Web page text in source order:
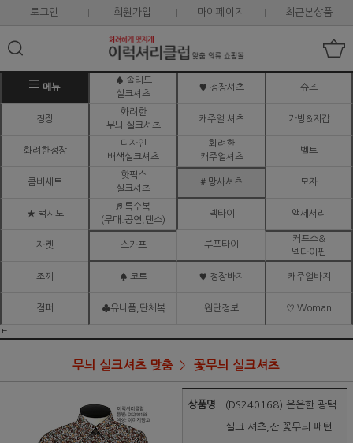
로그인 회원가입 마이페이지 최근본상품
메뉴
♠ 솔리드
실크셔츠
♥ 정장셔츠 슈즈
정장
화려한
무늬 실크셔츠
캐주얼 셔츠 가방&지갑
화려한정장
디자인
배색실크셔츠
화려한
캐주얼셔츠
벨트
콤비세트
핫픽스
실크셔츠
# 망사셔츠 모자
★ 턱시도
♬ 특수복
(무대.공연,댄스)
넥타이 액세서리
자켓 스카프 루프타이
커프스&
넥타이핀
조끼 ♠ 코트 ♥ 정장바지 캐주얼바지
점퍼 ♣유니폼,단체복 원단정보 ♡ Woman
ㅌ
무늬 실크셔츠 맞춤 꽃무늬 실크셔츠
상품명 (DS240168) 은은한 광택
실크 셔츠,잔 꽃무늬 패턴